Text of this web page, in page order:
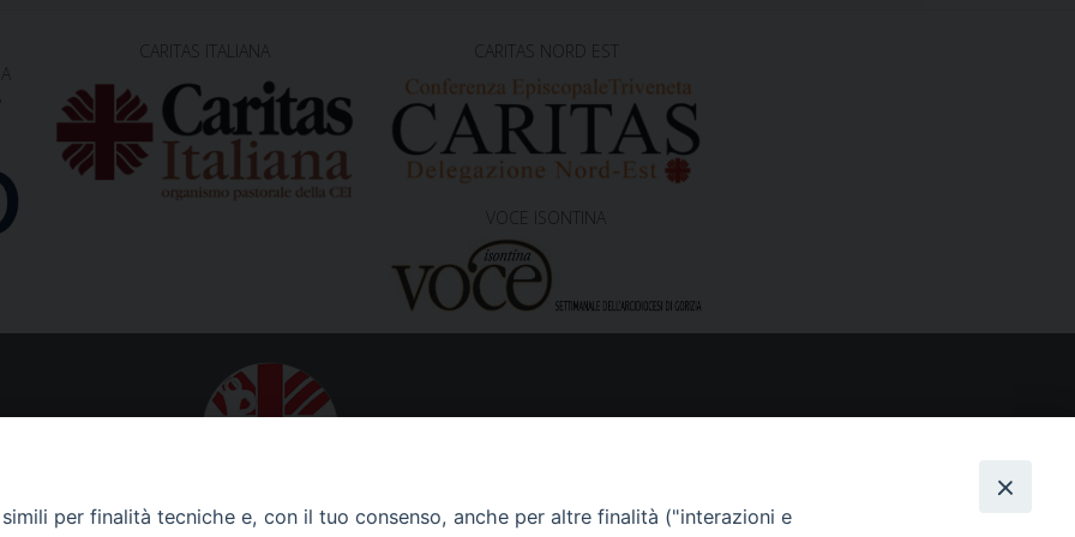
CARITAS ITALIANA CARITAS NORD EST
VOCE ISONTINA
Caritas Diocesana di Gorizia
per finalità tecniche e, con il tuo consenso, anche per altre finalità ("interazioni e